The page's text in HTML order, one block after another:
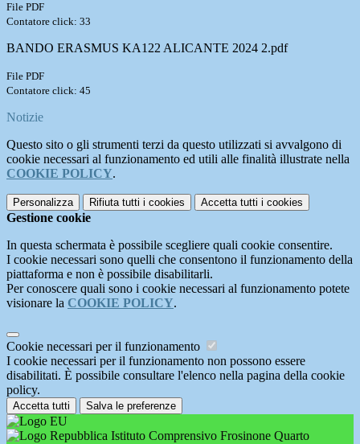
File PDF
Contatore click: 33
BANDO ERASMUS KA122 ALICANTE 2024 2.pdf
File PDF
Contatore click: 45
Notizie
Questo sito o gli strumenti terzi da questo utilizzati si avvalgono di
cookie necessari al funzionamento ed utili alle finalità illustrate nella
COOKIE POLICY.
Personalizza Rifiuta tutti i cookies Accetta tutti i cookies
Gestione cookie
In questa schermata è possibile scegliere quali cookie consentire.
I cookie necessari sono quelli che consentono il funzionamento della
piattaforma e non è possibile disabilitarli.
Per conoscere quali sono i cookie necessari al funzionamento potete
visionare la COOKIE POLICY.
Cookie necessari per il funzionamento
I cookie necessari per il funzionamento non possono essere
disabilitati. È possibile consultare l'elenco nella pagina della cookie
policy.
Accetta tutti Salva le preferenze
Istituto Comprensivo Frosinone Quarto